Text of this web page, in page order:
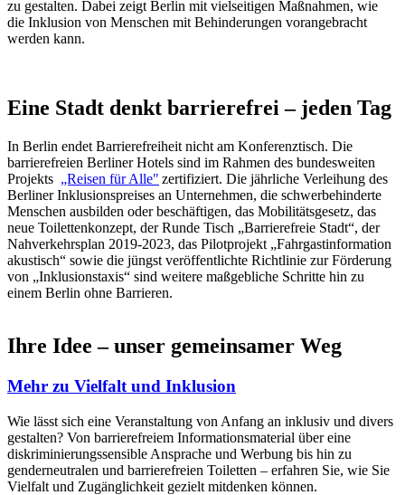
zu gestalten. Dabei zeigt Berlin mit vielseitigen Maßnahmen, wie
die Inklusion von Menschen mit Behinderungen vorangebracht
werden kann.
Eine Stadt denkt barrierefrei – jeden Tag
In Berlin endet Barrierefreiheit nicht am Konferenztisch. Die
barrierefreien Berliner Hotels sind im Rahmen des bundesweiten
Projekts „Reisen für Alle" zertifiziert. Die jährliche Verleihung des
Berliner Inklusionspreises an Unternehmen, die schwerbehinderte
Menschen ausbilden oder beschäftigen, das Mobilitätsgesetz, das
neue Toilettenkonzept, der Runde Tisch „Barrierefreie Stadt“, der
Nahverkehrsplan 2019-2023, das Pilotprojekt „Fahrgastinformation
akustisch“ sowie die jüngst veröffentlichte Richtlinie zur Förderung
von „Inklusionstaxis“ sind weitere maßgebliche Schritte hin zu
einem Berlin ohne Barrieren.
Ihre Idee – unser gemeinsamer Weg
Mehr zu Vielfalt und Inklusion
Wie lässt sich eine Veranstaltung von Anfang an inklusiv und divers
gestalten? Von barrierefreiem Informationsmaterial über eine
diskriminierungssensible Ansprache und Werbung bis hin zu
genderneutralen und barrierefreien Toiletten – erfahren Sie, wie Sie
Vielfalt und Zugänglichkeit gezielt mitdenken können.